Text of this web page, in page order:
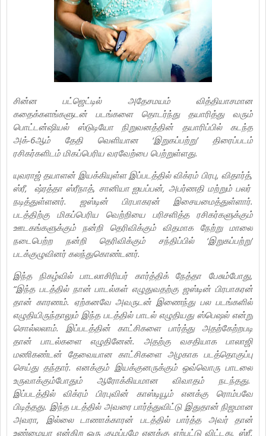
சின்ன பட்ஜெட்டில் அதேசமயம் வித்தியாசமான
கதைக்களங்களுடன் படங்களை தொடர்ந்து தயாரித்து வரும்
பொட்டன்ஷியல் ஸ்டுடியோ நிறுவனத்தின் தயாரிப்பில் கடந்த
அக்-6ஆம் தேதி வெளியான ‘இறுகப்பற்று’ திரைப்படம்
ரசிகர்களிடம் மிகப்பெரிய வரவேற்பை பெற்றுள்ளது.
யுவராஜ் தயாளன் இயக்கியுள்ள இப்படத்தில் விக்ரம் பிரபு, விதார்த்,
ஸ்ரீ, ஷ்ரத்தா ஸ்ரீநாத், சானியா ஐயப்பன், அபர்ணதி மற்றும் பலர்
நடித்துள்ளனர். ஜஸ்டின் பிரபாகரன் இசையமைத்துள்ளார்.
படத்திற்கு மிகப்பெரிய வெற்றியை பரிசளித்த ரசிகர்களுக்கும்
ஊடகங்களுக்கும் நன்றி தெரிவிக்கும் விதமாக நேற்று மாலை
நடைபெற்ற நன்றி தெரிவிக்கும் சந்திப்பில் ‘இறுகப்பற்று’
படக்குழுவினர் கலந்துகொண்டனர்.
இந்த நிகழ்வில் பாடலாசிரியர் கார்த்திக் நேத்தா பேசும்போது,
“இந்த படத்தில் நான் பாடல்கள் எழுதுவதற்கு ஜஸ்டின் பிரபாகரன்
தான் காரணம். ஏற்கனவே அவருடன் இணைந்து பல படங்களில்
எழுதியிருந்தாலும் இந்த படத்தில் பாடல் எழுதியது ஸ்பெஷல் என்று
சொல்லலாம். இப்படத்தின் காட்சிகளை பார்த்து அதற்கேற்றபடி
தான் பாடல்களை எழுதினேன். அதற்கு வசதியாக பாலாஜி
மணிகண்டன் தேவையான காட்சிகளை அழகாக படத்தொகுப்பு
செய்து தந்தார். எனக்கும் இயக்குனருக்கும் ஒவ்வொரு பாடலை
உருவாக்கும்போதும் ஆரோக்கியமான விவாதம் நடந்தது.
இப்படத்தில் விக்ரம் பிரபுவின் காஸ்டியூம் எனக்கு ரொம்பவே
பிடித்தது. இந்த படத்தில் அவரை பார்த்துவிட்டு இதுதான் நிஜமான
அவரா, இல்லை டாணாக்காரன் படத்தில் பார்த்த அவர் தான்
உண்மையா என்கிற ஒரு குழப்பமே எனக்கு ஏற்பட்டு விட்டது. ஸ்ரீ,